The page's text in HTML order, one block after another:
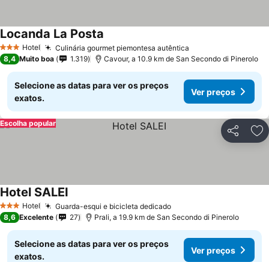
3 EstrelasHotel Culinária gourmet piemontesa autêntica
Locanda La Posta
8,4 Muito boa 1.319 Cavour, a 10.9 km de San Secondo di Pinerolo
Selecione as datas para ver os preços
exatos.
Ver preços
Partilhar
Escolha popular
3 EstrelasHotel Guarda-esqui e bicicleta dedicado
Hotel SALEI
8,6 Excelente 27 Prali, a 19.9 km de San Secondo di Pinerolo
Selecione as datas para ver os preços
exatos.
Ver preços